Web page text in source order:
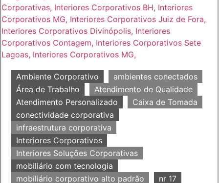
Ambiente Corporativo
ambientes conectados
Área de Trabalho
Atendimento de Qualidade
Atendimento Personalizado
Caixa de Tomada
conectividade corporativa
infraestrutura corporativa
Interiores Corporativos
Interiores Soluções Corporativas
mobiliário com tecnologia
mobiliário corporativo alto padrão
nr 17